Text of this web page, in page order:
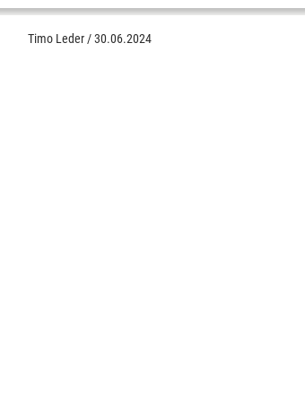
Timo Leder /30.06.2024